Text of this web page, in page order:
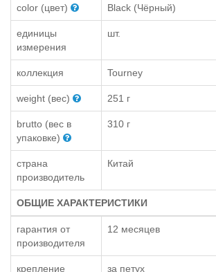
color (цвет) Black (Чёрный)
единицы
измерения
шт.
коллекция Tourney
weight (вес) 251 г
brutto (вес в
упаковке)
310 г
страна
производитель
Китай
ОБЩИЕ ХАРАКТЕРИСТИКИ
гарантия от
производителя
12 месяцев
крепление за петух